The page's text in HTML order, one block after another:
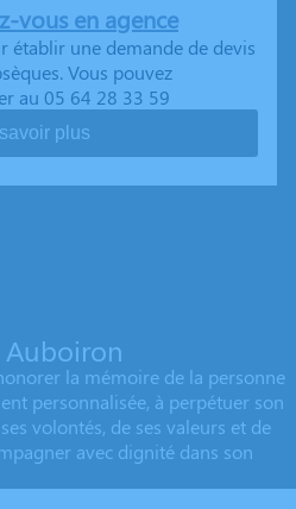
vous en agence
établir une demande de devis
Vous pouvez
au 05 64 28 33 59
plus
Auboiron
la mémoire de la personne
personnalisée, à perpétuer son
volontés, de ses valeurs et de
avec dignité dans son